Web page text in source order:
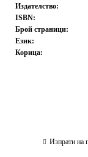
Издателство:
ISBN:
Брой страници:
Език:
Корица:
Изпрати на